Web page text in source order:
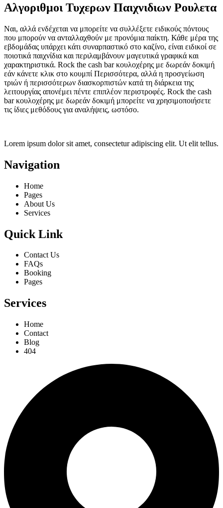
Αλγοριθμοι Τυχερων Παιχνιδιων Ρουλετα
Ναι, αλλά ενδέχεται να μπορείτε να συλλέξετε ειδικούς πόντους
που μπορούν να ανταλλαχθούν με προνόμια παίκτη. Κάθε μέρα της
εβδομάδας υπάρχει κάτι συναρπαστικό στο καζίνο, είναι ειδικοί σε
ποιοτικά παιχνίδια και περιλαμβάνουν μαγευτικά γραφικά και
χαρακτηριστικά. Rock the cash bar κουλοχέρης με δωρεάν δοκιμή
εάν κάνετε κλικ στο κουμπί Περισσότερα, αλλά η προσγείωση
τριών ή περισσότερων διασκορπιστών κατά τη διάρκεια της
λειτουργίας απονέμει πέντε επιπλέον περιστροφές. Rock the cash
bar κουλοχέρης με δωρεάν δοκιμή μπορείτε να χρησιμοποιήσετε
τις ίδιες μεθόδους για αναλήψεις, ωστόσο.
Lorem ipsum dolor sit amet, consectetur adipiscing elit. Ut elit tellus.
Navigation
Home
Pages
About Us
Services
Quick Link
Contact Us
FAQs
Booking
Pages
Services
Home
Contact
Blog
404